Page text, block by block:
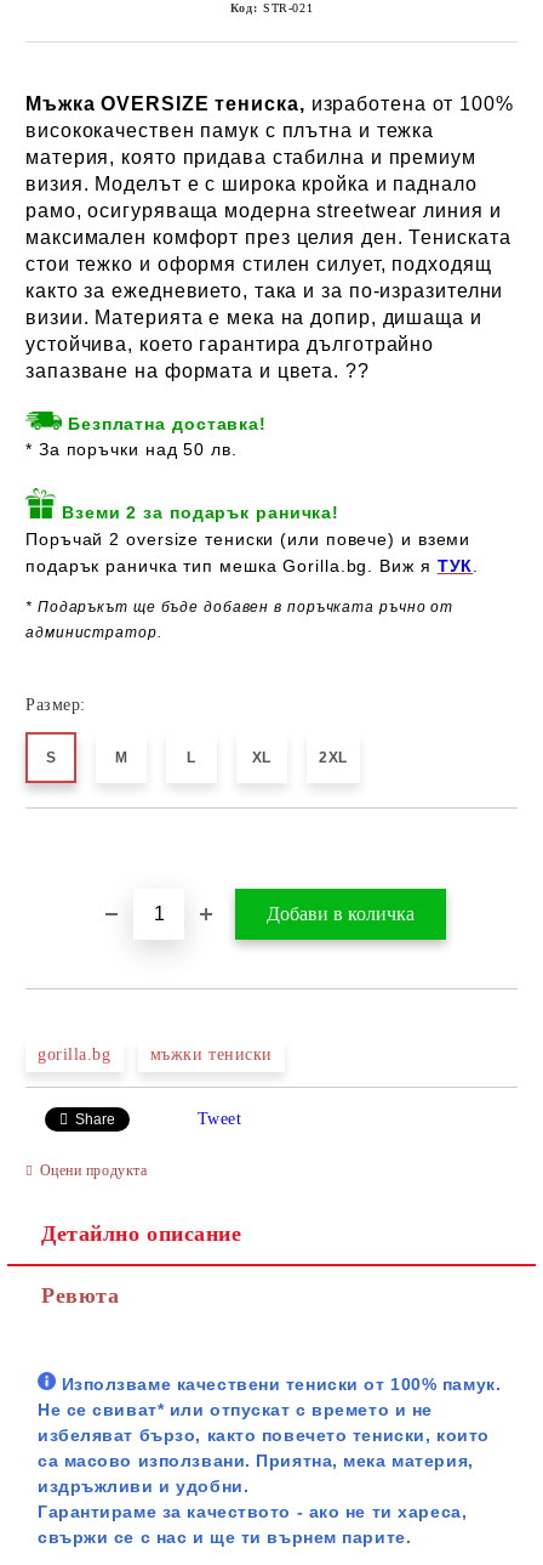
Код: STR-021
Мъжка OVERSIZE тениска, изработена от 100%
висококачествен памук с плътна и тежка
материя, която придава стабилна и премиум
визия. Моделът е с широка кройка и паднало
рамо, осигуряваща модерна streetwear линия и
максимален комфорт през целия ден. Тениската
стои тежко и оформя стилен силует, подходящ
както за ежедневието, така и за по-изразителни
визии. Материята е мека на допир, дишаща и
устойчива, което гарантира дълготрайно
запазване на формата и цвета. ??
Безплатна доставка!
* За поръчки над 50 лв.
Вземи 2 за подарък раничка!
Поръчай 2 oversize тениски (или повече) и вземи
подарък раничка тип мешка Gorilla.bg. Виж я ТУК
* Подаръкът ще бъде добавен в поръчката ръчно от
администратор.
Размер:
S M L XL 2XL
gorilla.bg мъжки тениски
Share Tweet
Оцени продукта
Детайлно описание
Ревюта
Използваме качествени тениски от 100% памук.
Не се свиват* или отпускат с времето и не
избеляват бързо, както повечето тениски, които
са масово използвани. Приятна, мека материя,
издръжливи и удобни.
Гарантираме за качеството - ако не ти хареса,
свържи се с нас и ще ти върнем парите.